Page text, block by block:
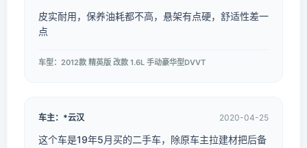
皮实耐用，保养油耗都不高，悬架有点硬，舒适性差一
点
车型：2012款 精英版 改款 1.6L 手动豪华型DVVT
车主：*云汉 2020-04-25
这个车是19年5月买的二手车，除原车主拉建材把后备